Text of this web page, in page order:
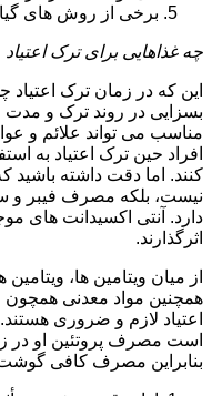
برخی از روش های
چه غذاهایی برای ترک
این که در زمان ترک اعتیاد
بسزایی در روند ترک و مدت
مناسب می تواند علائم و
افراد حین ترک اعتیاد به
کنند. اما دقت داشته باشید
نیست، بلکه مصرف فیبر و
دارد. آنتی اکسیدانت های
اثرگذارند.
همچنین مواد معدنی همچون
اعتیاد لازم و ضروری
است مصرف پروتئین او در
بنابراین مصرف کافی